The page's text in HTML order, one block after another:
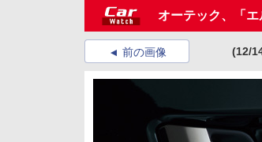
オーテック、「
前の画像 (12/